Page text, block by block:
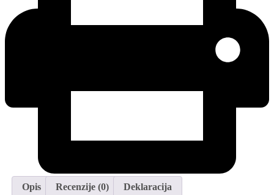
Opis Recenzije (0) Deklaracija